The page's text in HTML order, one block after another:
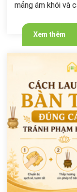
mảng ám khói và
Xem thêm